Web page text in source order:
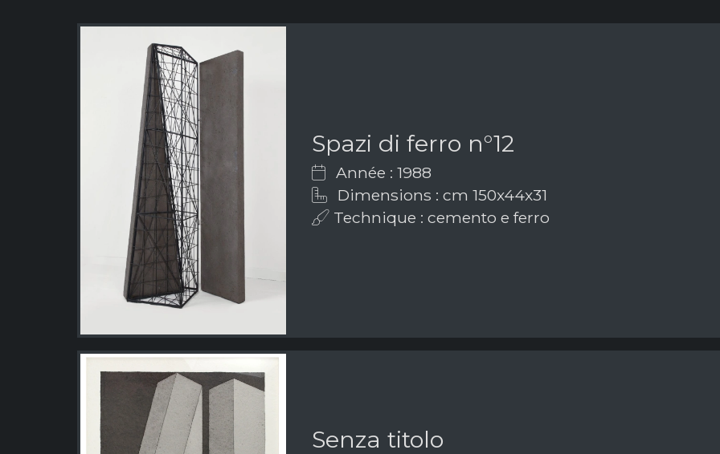
Spazi di ferro n°12
Année : 1988
Dimensions : cm 150x44x31
Technique : cemento e ferro
Senza titolo